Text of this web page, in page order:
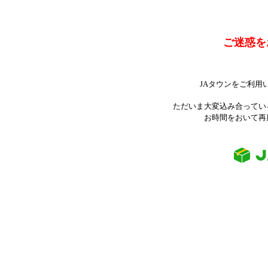
ご迷惑
JAタウンをご利用
ただいま大変込み合って
お時間をおいて